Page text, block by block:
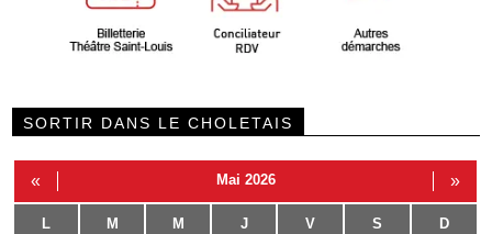
SORTIR DANS LE CHOLETAIS
« Mai 2026 »
L M M J V S D